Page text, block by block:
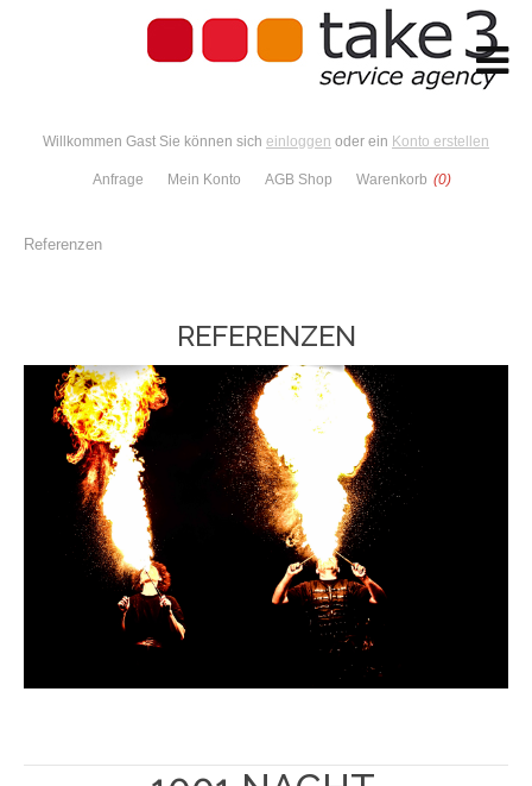
Willkommen Gast Sie können sich einloggen oder ein Konto erstellen
Anfrage Mein Konto AGB Shop Warenkorb (0)
Referenzen
REFERENZEN